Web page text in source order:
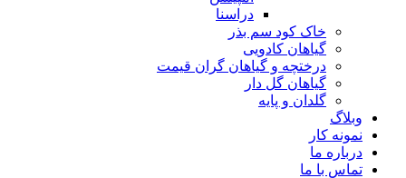
دراسنا
خاک کود سم بذر
گیاهان کادویی
درختچه و گیاهان گران قیمت
گیاهان گل دار
گلدان و پایه
وبلاگ
نمونه کار
درباره ما
تماس با ما